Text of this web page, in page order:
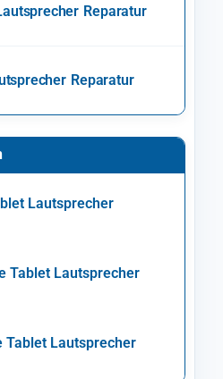
Reparatur
Reparatur
Lautsprecher
Tablet Lautsprecher
Tablet Lautsprecher